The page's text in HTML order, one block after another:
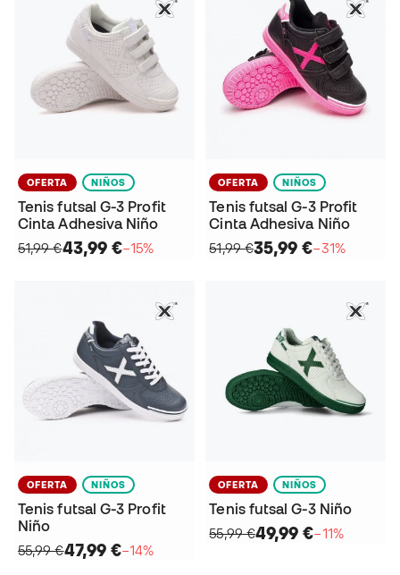
OFERTA NIÑOS
Tenis futsal G-3 Profit
Cinta Adhesiva Niño
51,99 €43,99 €−15%
OFERTA NIÑOS
Tenis futsal G-3 Profit
Cinta Adhesiva Niño
51,99 €35,99 €−31%
OFERTA NIÑOS
Tenis futsal G-3 Profit
Niño
55,99 €47,99 €−14%
OFERTA NIÑOS
Tenis futsal G-3 Niño
55,99 €49,99 €−11%